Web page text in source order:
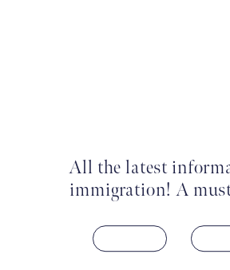
All the latest
immigration! A